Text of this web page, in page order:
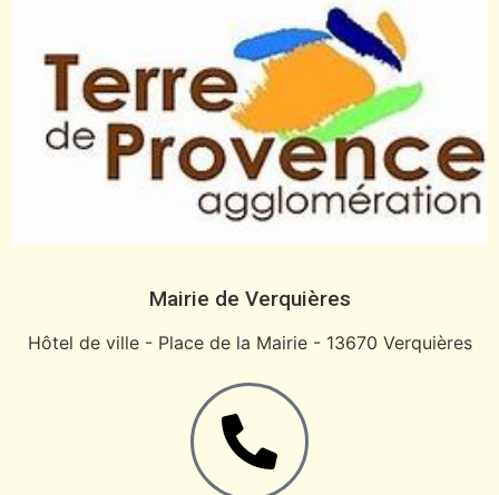
Mairie de Verquières
Hôtel de ville - Place de la Mairie - 13670 Verquières